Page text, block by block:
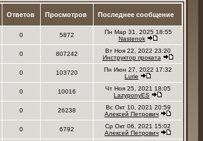
Ответов Просмотров Последнее сообщение
0 5872
Пн Мар 31, 2025 18:55
Nastenok
0 807242
Вт Ноя 22, 2022 23:20
Инструктор проката
0 103720
Пн Июн 27, 2022 17:32
Lurie
0 10016
Чт Ноя 25, 2021 18:05
LazyponyES
0 26238
Вс Окт 10, 2021 20:59
Алексей Петрович
0 6792
Ср Окт 06, 2021 15:02
Алексей Петрович